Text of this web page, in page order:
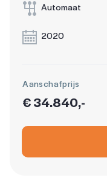
Automaat
2020
Aanschafprijs
€ 34.840,-